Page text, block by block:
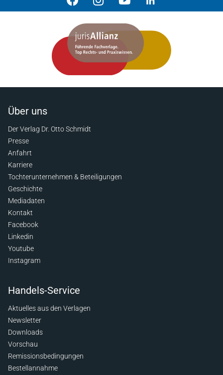
Über uns
Der Verlag Dr. Otto Schmidt
Presse
Anfahrt
Karriere
Tochterunternehmen & Beteiligungen
Geschichte
Mediadaten
Kontakt
Facebook
Linkedin
Youtube
Instagram
Handels-Service
Aktuelles aus den Verlagen
Newsletter
Downloads
Vorschau
Remissionsbedingungen
Bestellannahme